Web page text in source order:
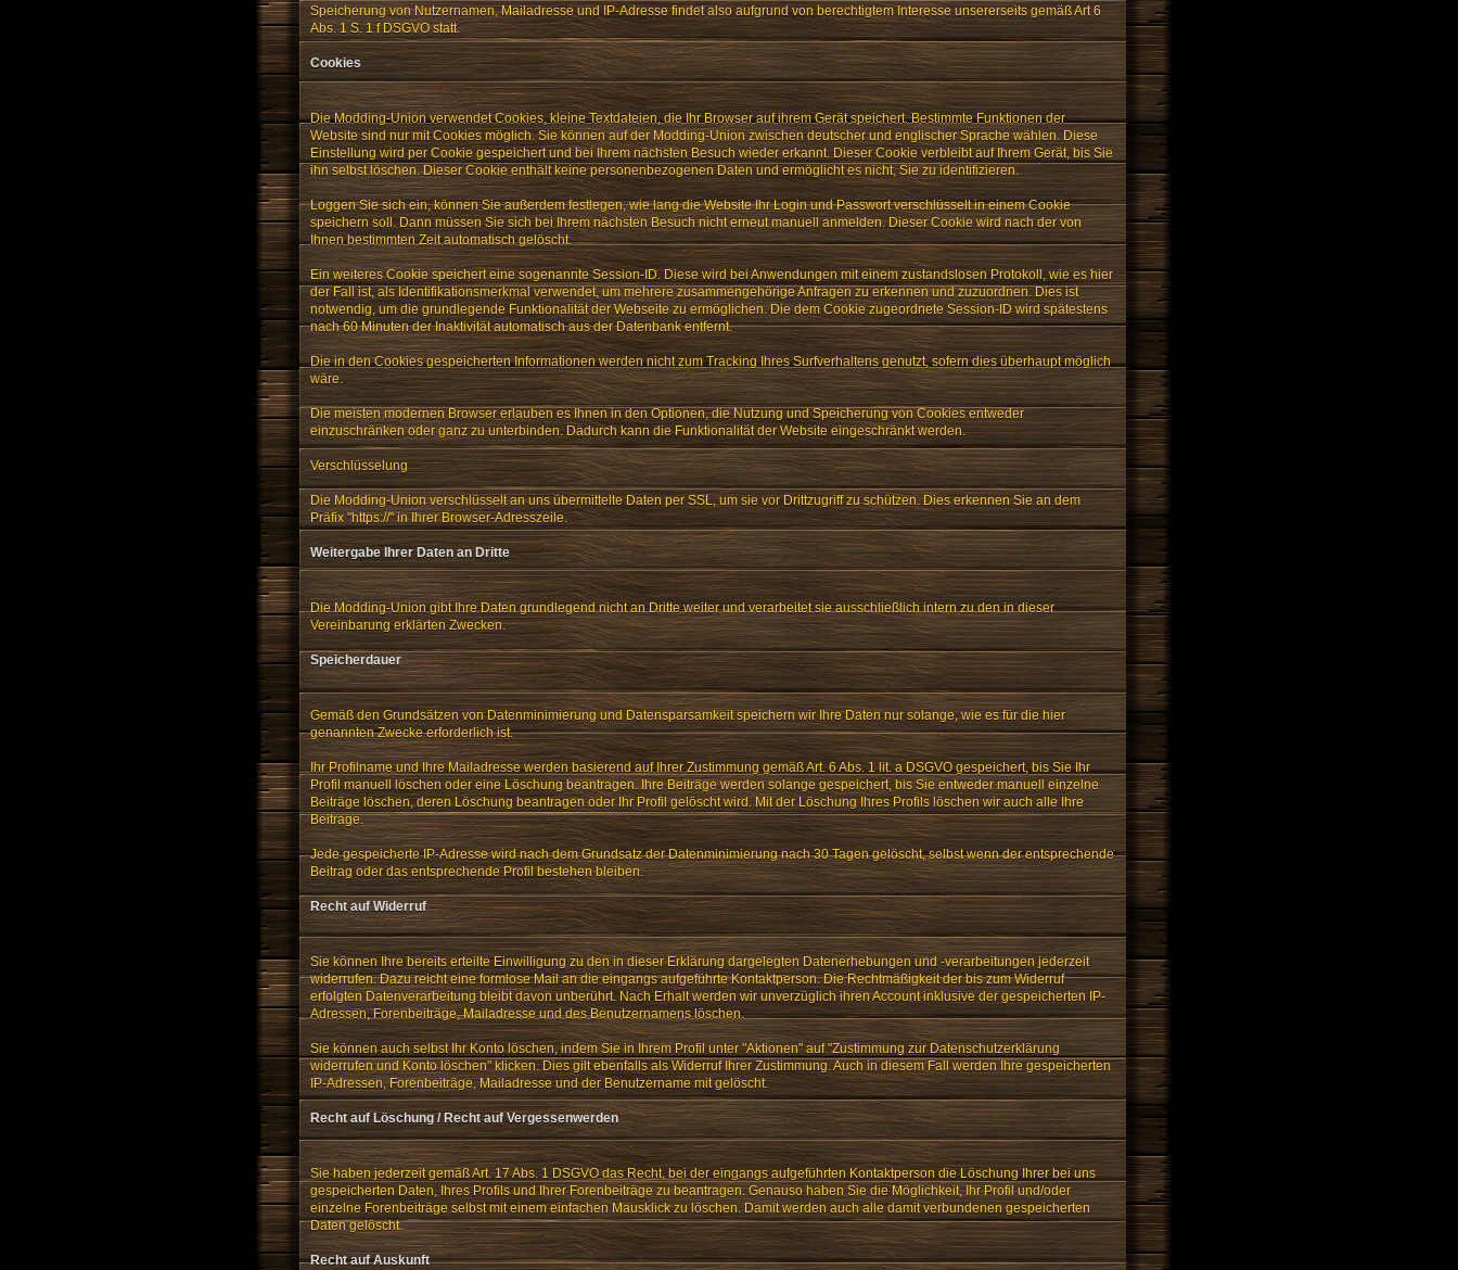
Speicherung von Nutzernamen, Mailadresse und IP-Adresse findet also aufgrund von berechtigtem Interesse unsererseits gemäß Art 6
Abs. 1 S. 1 f DSGVO statt.
Cookies
Die Modding-Union verwendet Cookies, kleine Textdateien, die Ihr Browser auf ihrem Gerät speichert. Bestimmte Funktionen der
Website sind nur mit Cookies möglich. Sie können auf der Modding-Union zwischen deutscher und englischer Sprache wählen. Diese
Einstellung wird per Cookie gespeichert und bei Ihrem nächsten Besuch wieder erkannt. Dieser Cookie verbleibt auf Ihrem Gerät, bis Sie
ihn selbst löschen. Dieser Cookie enthält keine personenbezogenen Daten und ermöglicht es nicht, Sie zu identifizieren.
Loggen Sie sich ein, können Sie außerdem festlegen, wie lang die Website Ihr Login und Passwort verschlüsselt in einem Cookie
speichern soll. Dann müssen Sie sich bei Ihrem nächsten Besuch nicht erneut manuell anmelden. Dieser Cookie wird nach der von
Ihnen bestimmten Zeit automatisch gelöscht.
Ein weiteres Cookie speichert eine sogenannte Session-ID. Diese wird bei Anwendungen mit einem zustandslosen Protokoll, wie es hier
der Fall ist, als Identifikationsmerkmal verwendet, um mehrere zusammengehörige Anfragen zu erkennen und zuzuordnen. Dies ist
notwendig, um die grundlegende Funktionalität der Webseite zu ermöglichen. Die dem Cookie zugeordnete Session-ID wird spätestens
nach 60 Minuten der Inaktivität automatisch aus der Datenbank entfernt.
Die in den Cookies gespeicherten Informationen werden nicht zum Tracking Ihres Surfverhaltens genutzt, sofern dies überhaupt möglich
wäre.
Die meisten modernen Browser erlauben es Ihnen in den Optionen, die Nutzung und Speicherung von Cookies entweder
einzuschränken oder ganz zu unterbinden. Dadurch kann die Funktionalität der Website eingeschränkt werden.
Verschlüsselung
Die Modding-Union verschlüsselt an uns übermittelte Daten per SSL, um sie vor Drittzugriff zu schützen. Dies erkennen Sie an dem
Präfix "https://" in Ihrer Browser-Adresszeile.
Weitergabe Ihrer Daten an Dritte
Die Modding-Union gibt Ihre Daten grundlegend nicht an Dritte weiter und verarbeitet sie ausschließlich intern zu den in dieser
Vereinbarung erklärten Zwecken.
Speicherdauer
Gemäß den Grundsätzen von Datenminimierung und Datensparsamkeit speichern wir Ihre Daten nur solange, wie es für die hier
genannten Zwecke erforderlich ist.
Ihr Profilname und Ihre Mailadresse werden basierend auf Ihrer Zustimmung gemäß Art. 6 Abs. 1 lit. a DSGVO gespeichert, bis Sie Ihr
Profil manuell löschen oder eine Löschung beantragen. Ihre Beiträge werden solange gespeichert, bis Sie entweder manuell einzelne
Beiträge löschen, deren Löschung beantragen oder Ihr Profil gelöscht wird. Mit der Löschung Ihres Profils löschen wir auch alle Ihre
Beitrage.
Jede gespeicherte IP-Adresse wird nach dem Grundsatz der Datenminimierung nach 30 Tagen gelöscht, selbst wenn der entsprechende
Beitrag oder das entsprechende Profil bestehen bleiben.
Recht auf Widerruf
Sie können Ihre bereits erteilte Einwilligung zu den in dieser Erklärung dargelegten Datenerhebungen und -verarbeitungen jederzeit
widerrufen. Dazu reicht eine formlose Mail an die eingangs aufgeführte Kontaktperson. Die Rechtmäßigkeit der bis zum Widerruf
erfolgten Datenverarbeitung bleibt davon unberührt. Nach Erhalt werden wir unverzüglich ihren Account inklusive der gespeicherten IP-
Adressen, Forenbeiträge, Mailadresse und des Benutzernamens löschen.
Sie können auch selbst Ihr Konto löschen, indem Sie in Ihrem Profil unter "Aktionen" auf "Zustimmung zur Datenschutzerklärung
widerrufen und Konto löschen" klicken. Dies gilt ebenfalls als Widerruf Ihrer Zustimmung. Auch in diesem Fall werden Ihre gespeicherten
IP-Adressen, Forenbeiträge, Mailadresse und der Benutzername mit gelöscht.
Recht auf Löschung / Recht auf Vergessenwerden
Sie haben jederzeit gemäß Art. 17 Abs. 1 DSGVO das Recht, bei der eingangs aufgeführten Kontaktperson die Löschung Ihrer bei uns
gespeicherten Daten, Ihres Profils und Ihrer Forenbeiträge zu beantragen. Genauso haben Sie die Möglichkeit, Ihr Profil und/oder
einzelne Forenbeiträge selbst mit einem einfachen Mausklick zu löschen. Damit werden auch alle damit verbundenen gespeicherten
Daten gelöscht.
Recht auf Auskunft